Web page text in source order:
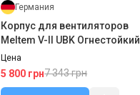
Германия
Корпус для вентиляторов
Meltem V-II UBK Огнестойкий
Цена
5 800 грн7 343 грн